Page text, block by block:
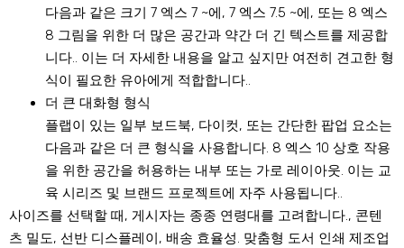
다음과 같은 크기 7 엑스 7 ~에, 7 엑스 7.5 ~에, 또는 8 엑스
8 그림을 위한 더 많은 공간과 약간 더 긴 텍스트를 제공합
니다.. 이는 더 자세한 내용을 알고 싶지만 여전히 견고한 형
식이 필요한 유아에게 적합합니다..
더 큰 대화형 형식
플랩이 있는 일부 보드북, 다이컷, 또는 간단한 팝업 요소는
다음과 같은 더 큰 형식을 사용합니다. 8 엑스 10 상호 작용
을 위한 공간을 허용하는 내부 또는 가로 레이아웃. 이는 교
육 시리즈 및 브랜드 프로젝트에 자주 사용됩니다..
사이즈를 선택할 때, 게시자는 종종 연령대를 고려합니다., 콘텐
츠 밀도, 선반 디스플레이, 배송 효율성. 맞춤형 도서 인쇄 제조업